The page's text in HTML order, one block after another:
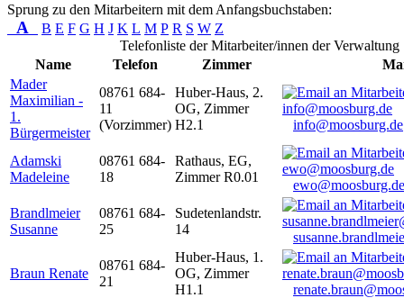
Sprung zu den Mitarbeitern mit dem Anfangsbuchstaben:
A B E F G H J K L M P R S W Z
Telefonliste der Mitarbeiter/innen der Verwaltung
Name
Telefon Zimmer
Mader
Maximilian -
1.
Bürgermeister
08761 684-
11
(Vorzimmer)
Huber-Haus, 2.
OG, Zimmer
H2.1
info@moosburg.de
Adamski
Madeleine
08761 684-
18
Rathaus, EG,
Zimmer R0.01
ewo@moosburg.de
Brandlmeier
Susanne
08761 684-
25
Sudetenlandstr.
14
Braun Renate
08761 684-
21
Huber-Haus, 1.
OG, Zimmer
H1.1